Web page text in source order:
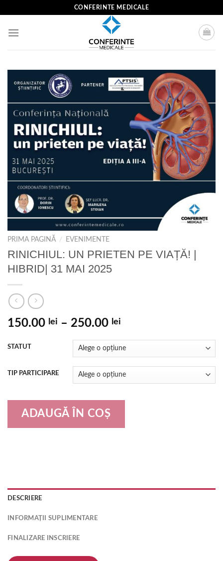
content
CONFERINTE MEDICALE
PRIMA PAGINĂ / EVENIMENTE
RINICHIUL: UN PRIETEN PE VIAȚĂ! |
HIBRID| 31 MAI 2025
150.00 lei – 250.00 lei
STATUT
TIP PARTICIPARE
ADAUGĂ ÎN COȘ
DESCRIERE
INFORMAȚII SUPLIMENTARE
FINALIZARE INSCRIERE